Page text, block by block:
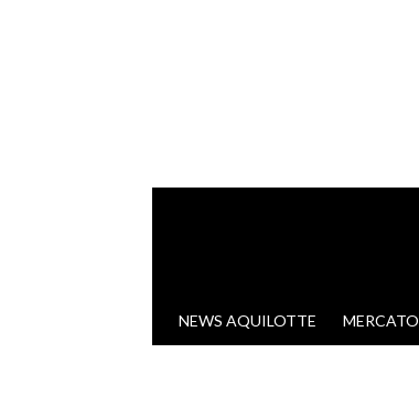
VAI AL CONTENUTO
NEWS AQUILOTTE MERCATO